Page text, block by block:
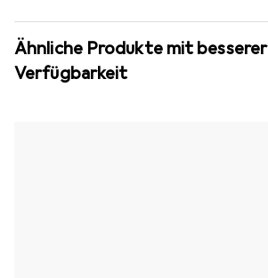
Ähnliche Produkte mit besserer
Verfügbarkeit